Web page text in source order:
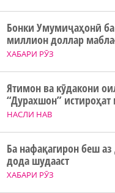
ХАБАРИ РӮЗ
Бонки Умумиҷаҳонӣ ба
миллион доллар
НАСЛИ НАВ
Ятимон ва кӯдакони
“Дурахшон” истироҳат
ХАБАРИ РӮЗ
Ба нафақагирон беш
дода шудааст